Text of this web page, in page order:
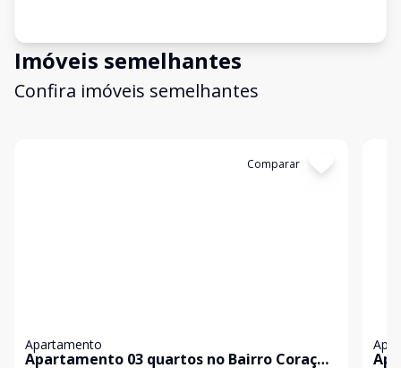
Imóveis semelhantes
Confira imóveis semelhantes
Comparar
Apartamento
Apartamento 03 quartos no Bairro Coraçâo